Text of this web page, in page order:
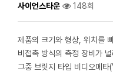
사이언스타운 148회
제품의 크기와 형상, 위치를
비접촉 방식의 측정 장비가
그중 브릿지 타입 비디오메